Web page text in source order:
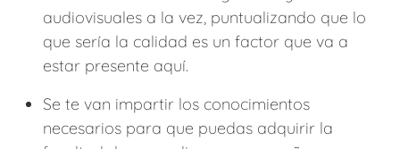
audiovisuales a la vez, puntualizando que lo
que sería la calidad es un factor que va a
estar presente aquí.
Se te van impartir los conocimientos
necesarios para que puedas adquirir la